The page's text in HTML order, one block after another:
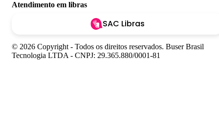
Atendimento em libras
SAC Libras
© 2026 Copyright - Todos os direitos reservados. Buser Brasil
Tecnologia LTDA - CNPJ: 29.365.880/0001-81